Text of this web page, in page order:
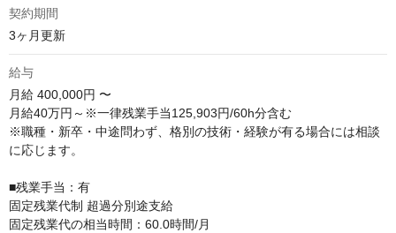
契約期間
3ヶ月更新
給与
月給 400,000円 〜
月給40万円～※一律残業手当125,903円/60h分含む
※職種・新卒・中途問わず、格別の技術・経験が有る場合には相談
に応じます。
■残業⼿当：有
固定残業代制 超過分別途⽀給
固定残業代の相当時間：60.0時間/⽉